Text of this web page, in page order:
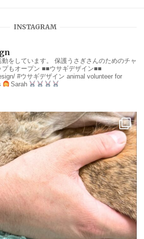
INSTAGRAM
をしています。
保護うさぎさんのためのチャ
プもオープン ■■ウサギデザイン■■
#ウサギデザイン animal volunteer for
Sarah